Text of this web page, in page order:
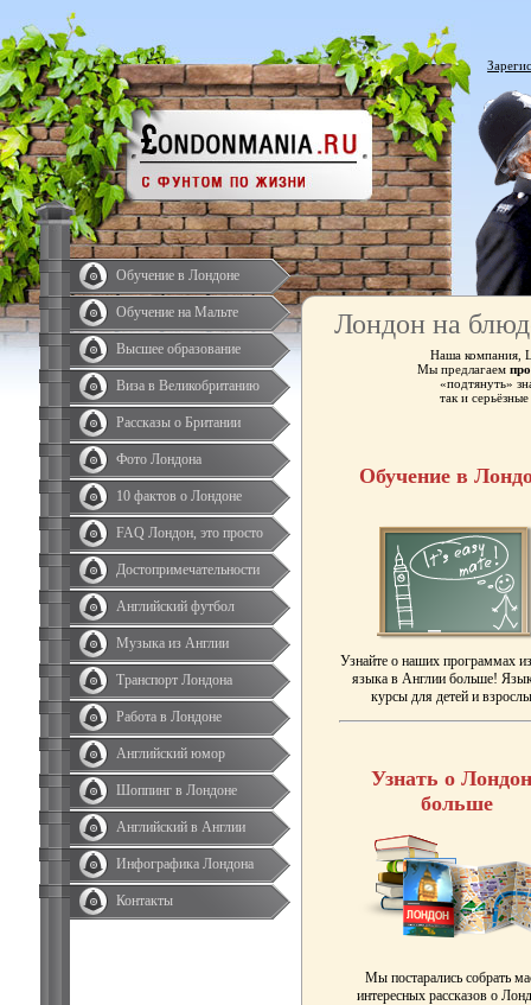
Обучение в Лондоне
Обучение на Мальте
Высшее образование
Виза в Великобританию
Рассказы о Британии
Фото Лондона
10 фактов о Лондоне
FAQ Лондон, это просто
Достопримечательности
Английский футбол
Музыка из Англии
Транспорт Лондона
Работа в Лондоне
Английский юмор
Шоппинг в Лондоне
Английский в Англии
Инфографика Лондона
Контакты
Лондон на
Наша компания,
Мы предлагаем
«подтянуть»
так и
Обучение в
Узнайте о наших программах
языка в Англии больше!
курсы для детей и
Узнать о
больше
Мы постарались собрать
интересных рассказов о